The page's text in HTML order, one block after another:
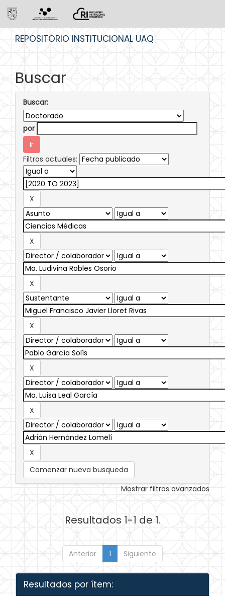
REPOSITORIO INSTITUCIONAL UAQ
Buscar
Buscar:
por
Filtros actuales:
Comenzar nueva busqueda
Mostrar filtros avanzados
Resultados 1-1 de 1.
Anterior 1 Siguiente
Resultados por ítem: